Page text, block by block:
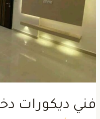
ديكورات